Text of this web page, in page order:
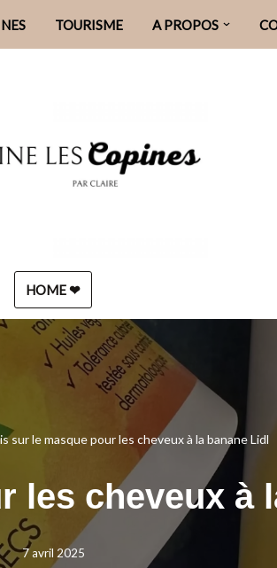
TOURISME A PROPOS
HOME ❤︎
sur le masque pour les cheveux à la banane Lidl
les cheveux à
7 avril 2025